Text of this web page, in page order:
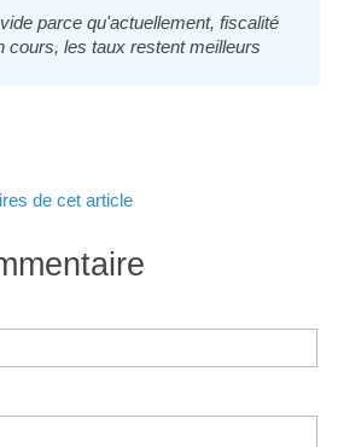
parce qu'actuellement, fiscalité
cours, les taux restent meilleurs
de cet article